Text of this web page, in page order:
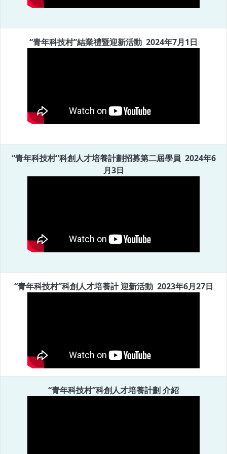
“青年科技村”結業禮暨迎新活動 2024年7月1日
“青年科技村”科創人才培養計劃招募第二屆學員 2024年6
月3日
“青年科技村”科創人才培養計 迎新活動2023年6月27日
“青年科技村”科創人才培養計劃 介紹